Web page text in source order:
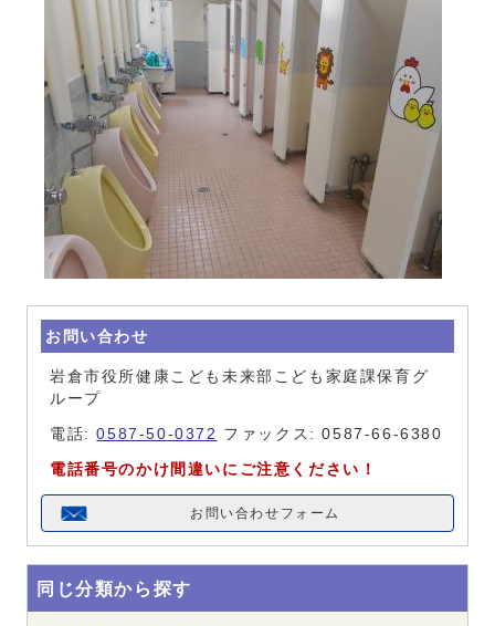
お問い合わせ
岩倉市役所健康こども未来部こども家庭課保育グ
ループ
電話:0587-50-0372 ファックス: 0587-66-6380
電話番号のかけ間違いにご注意ください！
お問い合わせフォーム
同じ分類から探す